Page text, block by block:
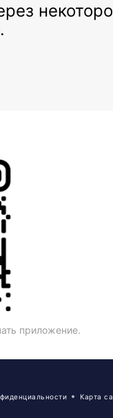
приложение.
Карта